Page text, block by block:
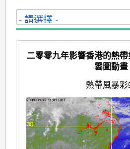
二零零九年影響香港的熱
雲圖動畫
熱帶風暴彩